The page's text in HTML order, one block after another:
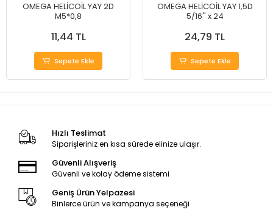
OMEGA HELİCOİL YAY 2D
M5*0,8
11,44 TL
Sepete Ekle
OMEGA HELİCOİL YAY 1,5D
5/16'' x 24
24,79 TL
Sepete Ekle
Hızlı Teslimat
Siparişleriniz en kısa sürede elinize ulaşır.
Güvenli Alışveriş
Güvenli ve kolay ödeme sistemi
Geniş Ürün Yelpazesi
Binlerce ürün ve kampanya seçeneği